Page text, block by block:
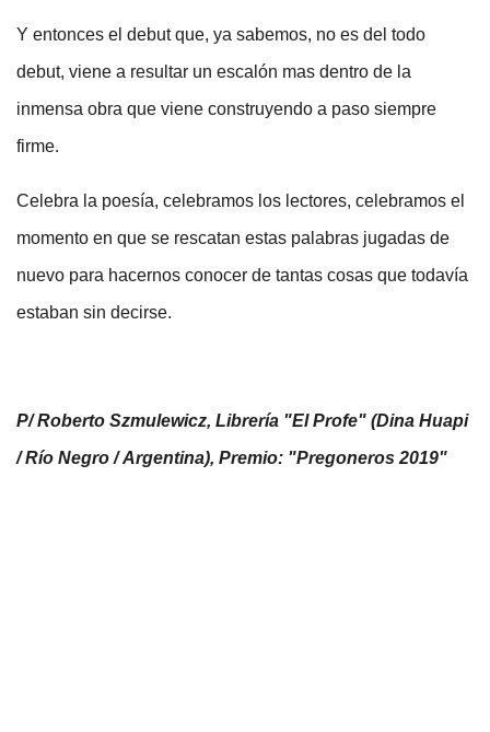
Y entonces el debut que, ya sabemos, no es del todo
debut, viene a resultar un escalón mas dentro de la
inmensa obra que viene construyendo a paso siempre
firme.
Celebra la poesía, celebramos los lectores, celebramos el
momento en que se rescatan estas palabras jugadas de
nuevo para hacernos conocer de tantas cosas que todavía
estaban sin decirse.
P/ Roberto Szmulewicz, Librería "El Profe" (Dina Huapi
/ Río Negro / Argentina), Premio: "Pregoneros 2019"